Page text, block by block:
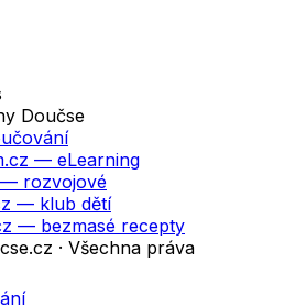
Doučse
— eLearning
— rozvojové
— klub dětí
— bezmasé recepty
· Všechna práva